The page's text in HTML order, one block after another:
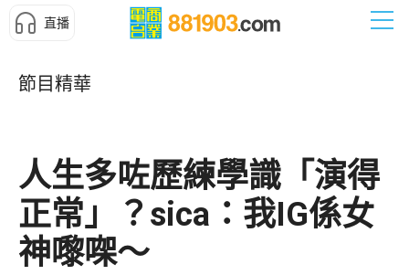
直播
節目精華
人生多咗歷練學識「演得
正常」？sica：我IG係女
神嚟㗎～